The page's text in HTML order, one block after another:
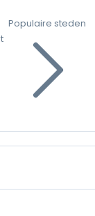
Populaire steden